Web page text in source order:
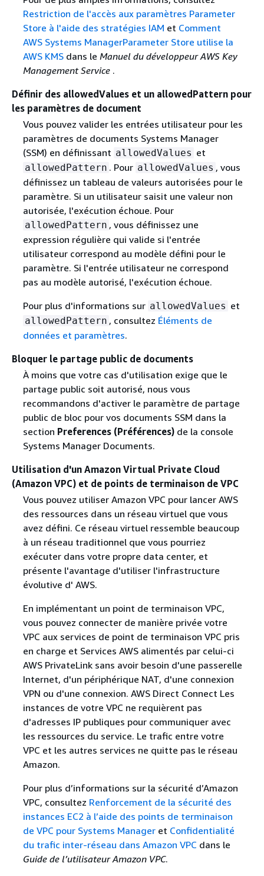
Restriction de l'accès aux paramètres Parameter
Store à l'aide des stratégies IAM et Comment
AWS Systems ManagerParameter Store utilise la
AWS KMSdans le Manuel du développeur AWS Key
Management Service .
Définir des allowedValues et un allowedPattern pour
les paramètres de document
Vous pouvez valider les entrées utilisateur pour les
paramètres de documents Systems Manager
(SSM) en définissant allowedValues et
allowedPattern . Pour allowedValues , vous
définissez un tableau de valeurs autorisées pour le
paramètre. Si un utilisateur saisit une valeur non
autorisée, l'exécution échoue. Pour
allowedPattern , vous définissez une
expression régulière qui valide si l'entrée
utilisateur correspond au modèle défini pour le
paramètre. Si l'entrée utilisateur ne correspond
pas au modèle autorisé, l'exécution échoue.
Pour plus d'informations sur allowedValues et
allowedPattern , consultez Éléments de
données et paramètres.
Bloquer le partage public de documents
À moins que votre cas d'utilisation exige que le
partage public soit autorisé, nous vous
recommandons d'activer le paramètre de partage
public de bloc pour vos documents SSM dans la
section Preferences (Préférences)de la console
Systems Manager Documents.
Utilisation d'un Amazon Virtual Private Cloud
(Amazon VPC) et de points de terminaison de VPC
Vous pouvez utiliser Amazon VPC pour lancer AWS
des ressources dans un réseau virtuel que vous
avez défini. Ce réseau virtuel ressemble beaucoup
à un réseau traditionnel que vous pourriez
exécuter dans votre propre data center, et
présente l'avantage d'utiliser l'infrastructure
évolutive d' AWS.
En implémentant un point de terminaison VPC,
vous pouvez connecter de manière privée votre
VPC aux services de point de terminaison VPC pris
en charge et Services AWS alimentés par celui-ci
AWS PrivateLink sans avoir besoin d'une passerelle
Internet, d'un périphérique NAT, d'une connexion
VPN ou d'une connexion. AWS Direct Connect Les
instances de votre VPC ne requièrent pas
d'adresses IP publiques pour communiquer avec
les ressources du service. Le trafic entre votre
VPC et les autres services ne quitte pas le réseau
Amazon.
Pour plus d’informations sur la sécurité d’Amazon
VPC, consultez Renforcement de la sécurité des
instances EC2 à l’aide des points de terminaison
de VPC pour Systems Manageret Confidentialité
du trafic inter-réseau dans Amazon VPC dans le
Guide de l’utilisateur Amazon VPC.